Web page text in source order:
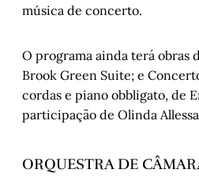
música de concerto.
O programa ainda terá obras
Brook Green Suite; e
cordas e piano obbligato, de
participação de Olinda
ORQUESTRA DE